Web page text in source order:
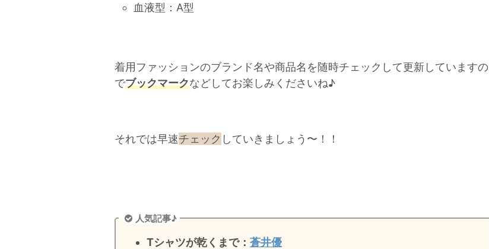
血液型：A型
着用ファッションのブランド名や商品名を随時チェックして更新していますの
でブックマークなどしてお楽しみくださいね♪
それでは早速チェック していきましょう〜！！
人気記事♪
Tシャツが乾くまで： 蒼井優